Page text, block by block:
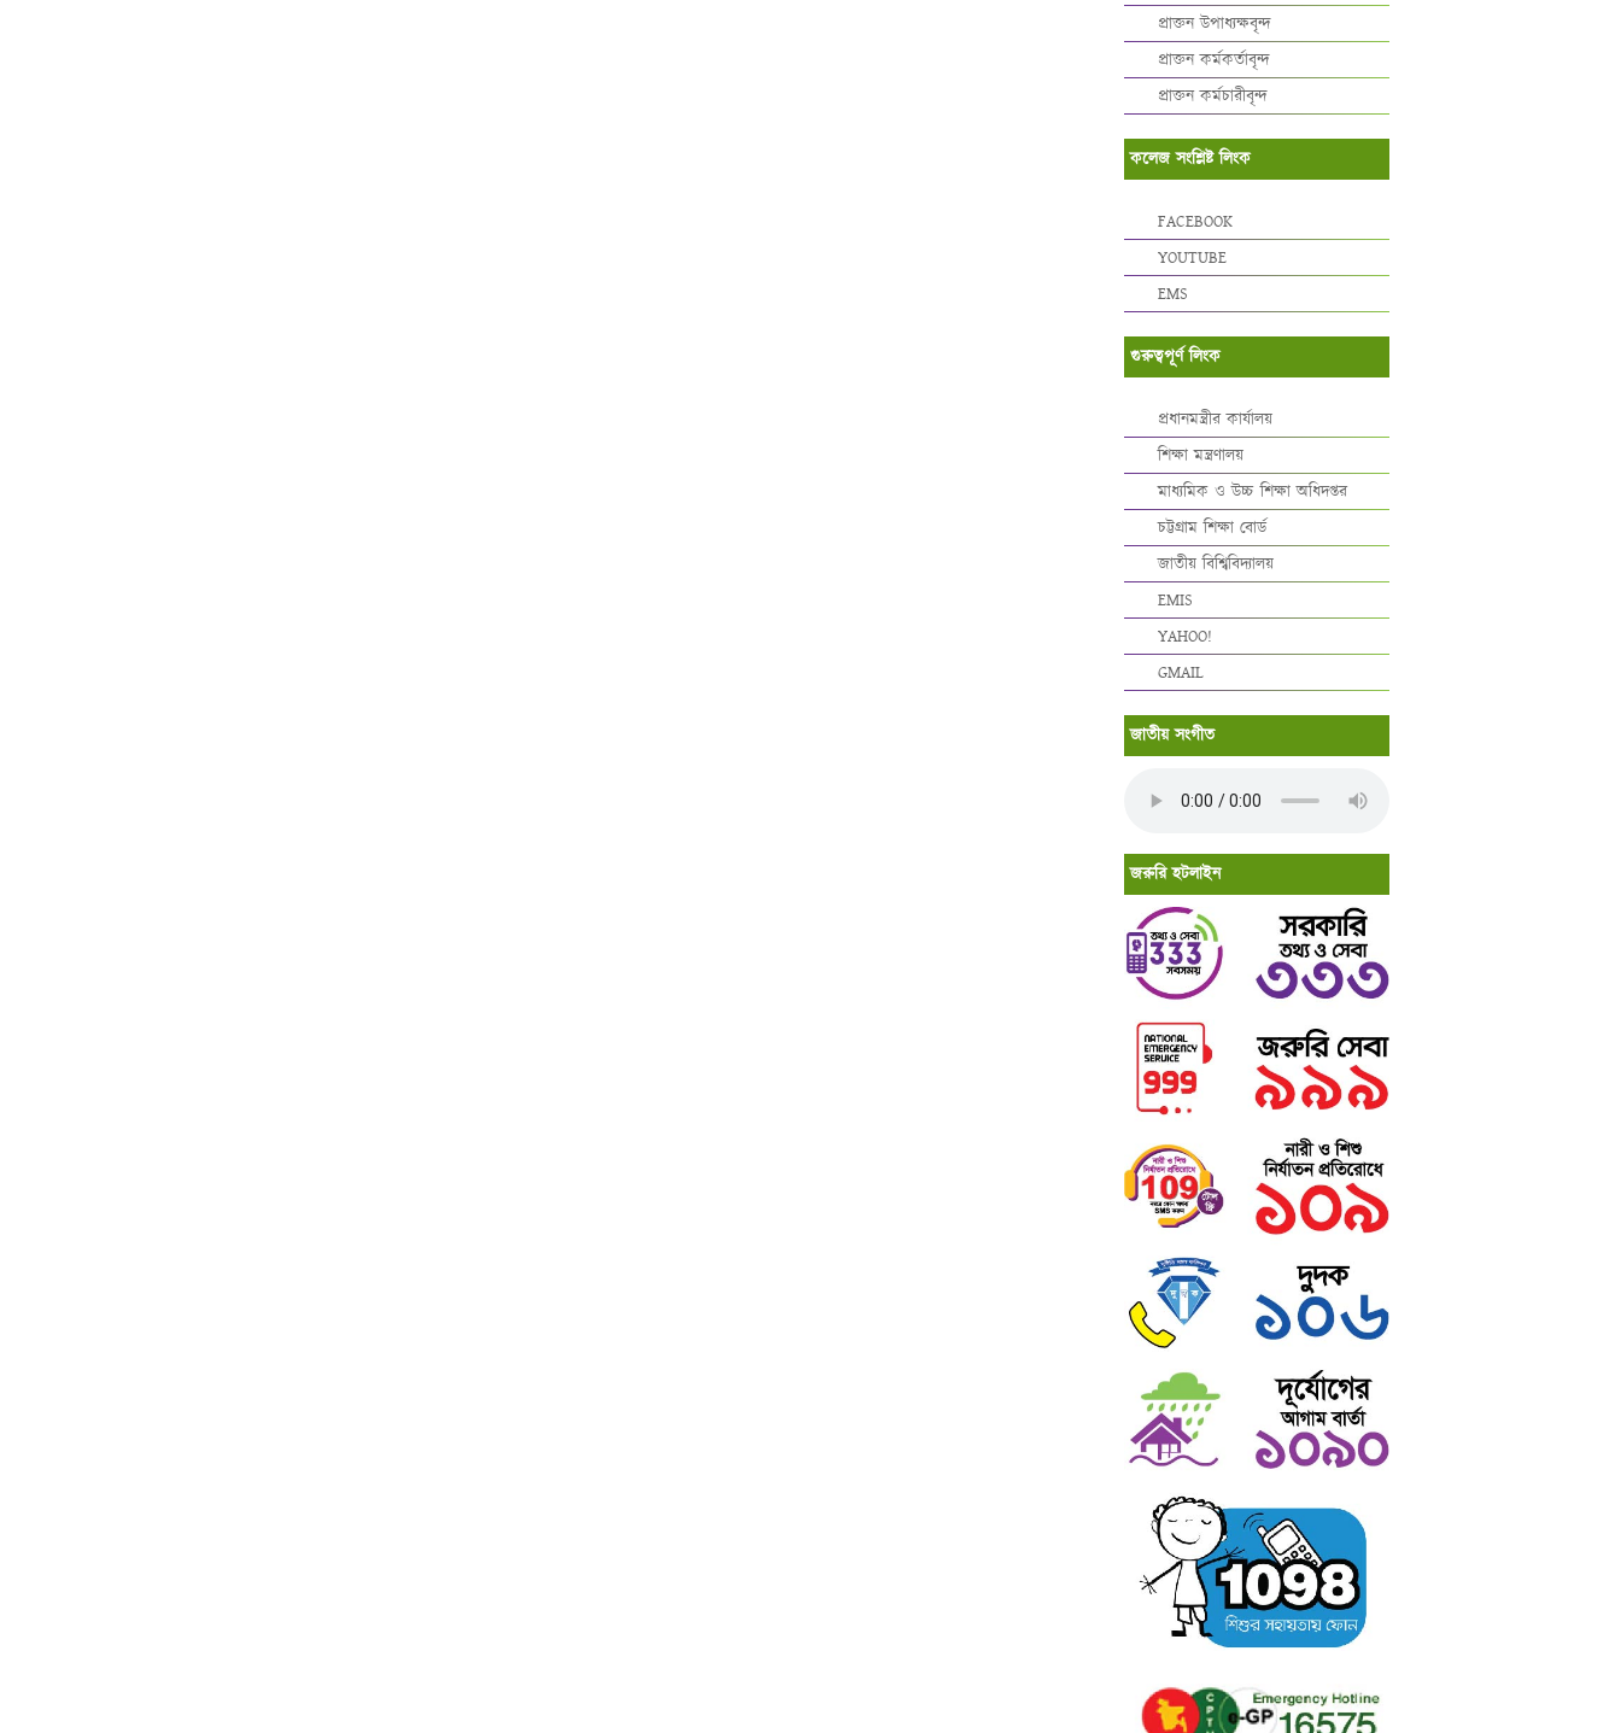
প্রাক্তন উপাধ্যক্ষবৃন্দ
প্রাক্তন কর্মকর্তাবৃন্দ
প্রাক্তন কর্মচারীবৃন্দ
কলেজ সংশ্লিষ্ট লিংক
FACEBOOK
YOUTUBE
EMS
গুরুত্বপূর্ণ লিংক
প্রধানমন্ত্রীর কার্যালয়
শিক্ষা মন্ত্রণালয়
মাধ্যমিক ও উচ্চ শিক্ষা অধিদপ্তর
চট্টগ্রাম শিক্ষা বোর্ড
জাতীয় বিশ্বিবিদ্যালয়
EMIS
YAHOO!
GMAIL
জাতীয় সংগীত
জরুরি হটলাইন